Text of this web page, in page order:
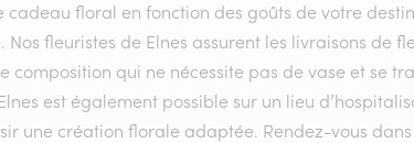
cadeau floral en fonction des goûts de votre
Nos fleuristes de Elnes assurent les livraisons de
composition qui ne nécessite pas de vase et se
est également possible sur un lieu
une création florale adaptée. Rendez-vous